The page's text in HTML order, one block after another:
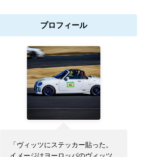
プロフィール
「ヴィッツにステッカー貼った。